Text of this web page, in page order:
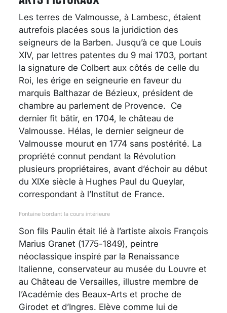
Les terres de Valmousse, à Lambesc, étaient
autrefois placées sous la juridiction des
seigneurs de la Barben. Jusqu’à ce que Louis
XIV, par lettres patentes du 9 mai 1703, portant
la signature de Colbert aux côtés de celle du
Roi, les érige en seigneurie en faveur du
marquis Balthazar de Bézieux, président de
chambre au parlement de Provence. Ce
dernier fit bâtir, en 1704, le château de
Valmousse. Hélas, le dernier seigneur de
Valmousse mourut en 1774 sans postérité. La
propriété connut pendant la Révolution
plusieurs propriétaires, avant d’échoir au début
du XIXe siècle à Hughes Paul du Queylar,
correspondant à l’Institut de France.
Fontaine bordant la cours intérieure
Son fils Paulin était lié à l’artiste aixois François
Marius Granet (1775-1849), peintre
néoclassique inspiré par la Renaissance
Italienne, conservateur au musée du Louvre et
au Château de Versailles, illustre membre de
l’Académie des Beaux-Arts et proche de
Girodet et d’Ingres. Elève comme lui de